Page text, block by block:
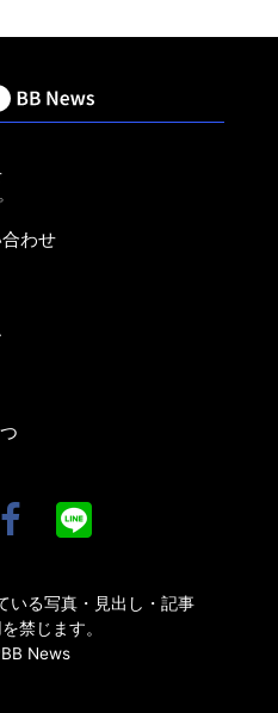
わせ
いる写真・見出し・記事
禁じます。
News